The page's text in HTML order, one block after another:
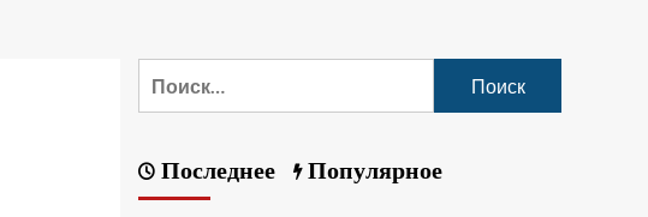
Последнее Популярное